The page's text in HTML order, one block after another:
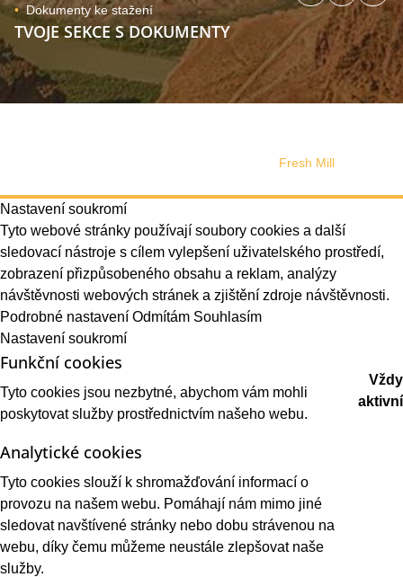
Dokumenty ke stažení
TVOJE SEKCE S DOKUMENTY
Fresh Mill
Nastavení soukromí
Tyto webové stránky používají soubory cookies a další
sledovací nástroje s cílem vylepšení uživatelského prostředí,
zobrazení přizpůsobeného obsahu a reklam, analýzy
návštěvnosti webových stránek a zjištění zdroje návštěvnosti.
Podrobné nastavení Odmítám Souhlasím
Nastavení soukromí
Funkční cookies
Tyto cookies jsou nezbytné, abychom vám mohli
poskytovat služby prostřednictvím našeho webu.
Vždy
aktivní
Analytické cookies
Tyto cookies slouží k shromažďování informací o
provozu na našem webu. Pomáhají nám mimo jiné
sledovat navštívené stránky nebo dobu strávenou na
webu, díky čemu můžeme neustále zlepšovat naše
služby.